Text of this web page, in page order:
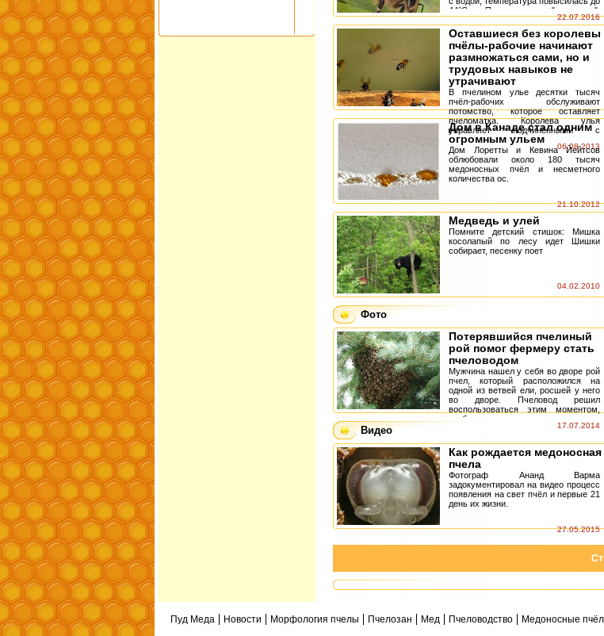
44°C. При этом "водоносы",
продолжали пери...
22.07.2016
Оставшиеся без королевы
пчёлы-рабочие начинают
размножаться сами, но и
трудовых навыков не
утрачивают
В пчелином улье десятки тысяч
пчёл-рабочих обслуживают
потомство, которое оставляет
пчеломатка. Королева улья
управляет подчинёнными с
помощью системы химических
сигналов, и пока есть матка,
рабочи...
06.08.2013
Дом в Канаде стал одним
огромным ульем
Дом Лоретты и Кевина Йейтсов
облюбовали около 180 тысяч
медоносных пчёл и несметного
количества ос.
21.10.2012
Медведь и улей
Помните детский стишок: Мишка
косолапый по лесу идет Шишки
собирает, песенку поет
04.02.2010
Фото
Потерявшийся пчелиный
рой помог фермеру стать
пчеловодом
Мужчина нашел у себя во дворе рой
пчел, который расположился на
одной из ветвей ели, росшей у него
во дворе. Пчеловод решил
воспользоваться этим моментом,
чтобы поселить пчелиную семью в
17.07.2014
Видео
Как рождается медоносная
пчела
Фотограф Ананд Варма
задокументировал на видео процесс
появления на свет пчёл и первые 21
день их жизни.
27.05.2015
Пуд Меда Новости Морфология пчелы Пчелозан Мед Пчеловодство Медоносные